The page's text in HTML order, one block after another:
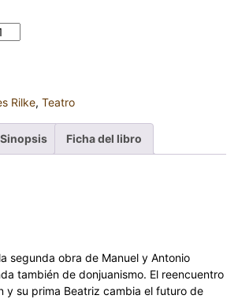
Rilke, Teatro
Sinopsis Ficha del libro
segunda obra de Manuel y Antonio
también de donjuanismo. El reencuentro
y su prima Beatriz cambia el futuro de